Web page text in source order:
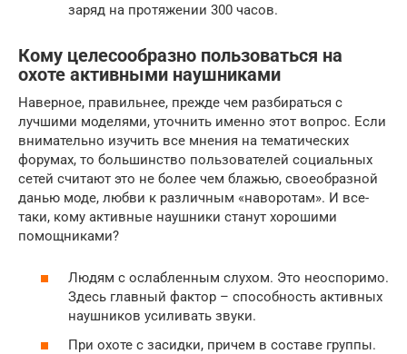
заряд на протяжении 300 часов.
Кому целесообразно пользоваться на
охоте активными наушниками
Наверное, правильнее, прежде чем разбираться с
лучшими моделями, уточнить именно этот вопрос. Если
внимательно изучить все мнения на тематических
форумах, то большинство пользователей социальных
сетей считают это не более чем блажью, своеобразной
данью моде, любви к различным «наворотам». И все-
таки, кому активные наушники станут хорошими
помощниками?
Людям с ослабленным слухом. Это неоспоримо.
Здесь главный фактор – способность активных
наушников усиливать звуки.
При охоте с засидки, причем в составе группы.